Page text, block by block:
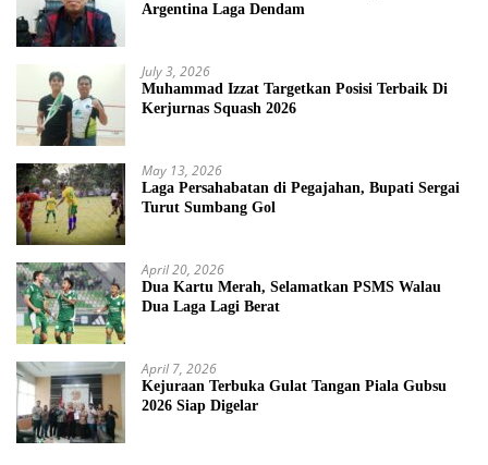
Argentina Laga Dendam
July 3, 2026
Muhammad Izzat Targetkan Posisi Terbaik Di
Kerjurnas Squash 2026
May 13, 2026
Laga Persahabatan di Pegajahan, Bupati Sergai
Turut Sumbang Gol
April 20, 2026
Dua Kartu Merah, Selamatkan PSMS Walau
Dua Laga Lagi Berat
April 7, 2026
Kejuraan Terbuka Gulat Tangan Piala Gubsu
2026 Siap Digelar